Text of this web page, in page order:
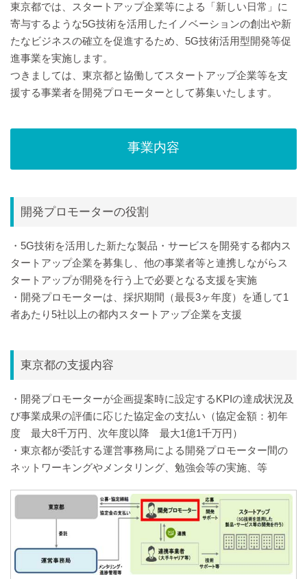
東京都では、スタートアップ企業等による「新しい日常」に
寄与するような5G技術を活用したイノベーションの創出や新
たなビジネスの確立を促進するため、5G技術活用型開発等促
進事業を実施します。
つきましては、東京都と協働してスタートアップ企業等を支
援する事業者を開発プロモーターとして募集いたします。
事業内容
開発プロモーターの役割
・5G技術を活用した新たな製品・サービスを開発する都内ス
タートアップ企業を募集し、他の事業者等と連携しながらス
タートアップが開発を行う上で必要となる支援を実施
・開発プロモーターは、採択期間（最長3ヶ年度）を通して1
者あたり5社以上の都内スタートアップ企業を支援
東京都の支援内容
・開発プロモーターが企画提案時に設定するKPIの達成状況及
び事業成果の評価に応じた協定金の支払い（協定金額：初年
度 最大8千万円、次年度以降 最大1億1千万円）
・東京都が委託する運営事務局による開発プロモーター間の
ネットワーキングやメンタリング、勉強会等の実施、等